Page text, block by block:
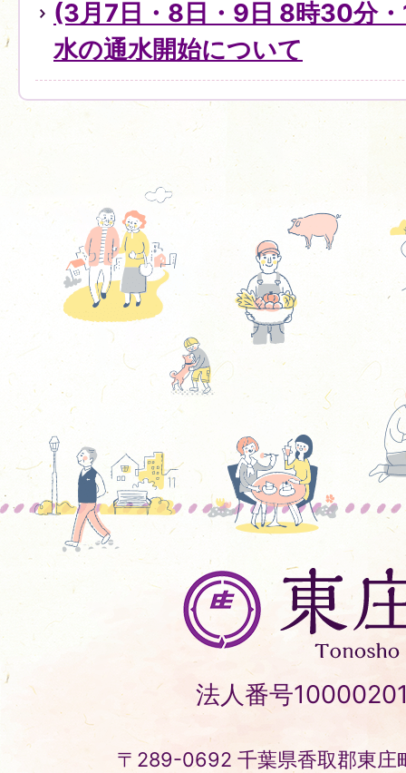
(3月7日・8日・9日 8時30分
水の通水開始について
東
庄
町
Tonosho
Town
法人番号
〒289-0692 千葉県香取郡東庄